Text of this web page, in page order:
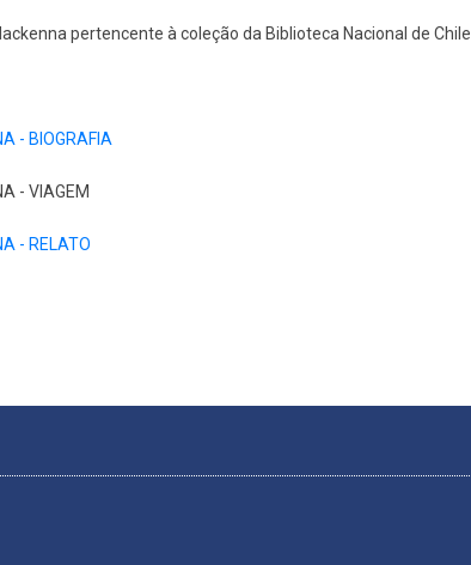
pertencente à coleção da Biblioteca Nacional de Chile
- BIOGRAFIA
- VIAGEM
- RELATO